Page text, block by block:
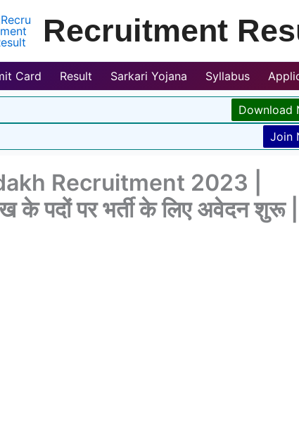
Recruitment
Card Result Sarkari Yojana Syllabus
Download
Join
Recruitment 2023 |
के पदों पर भर्ती के लिए अवेदन शुरू |